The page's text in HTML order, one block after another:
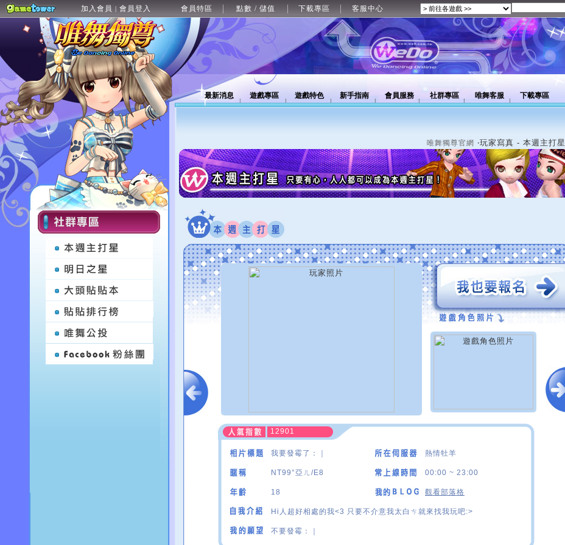
加入會員 | 會員登入 會員特區 點數 / 儲值 下載專區 客服中心
最新消息 遊戲專區 遊戲特色 新手指南 會員服務 社群專區 唯舞客服 下載專區
唯舞獨尊官網 ‧玩家寫真 - 本週主打星
12901
我要發霉了：｜ 熱情牡羊
NT99°亞ㄦ/E8 00:00 ~ 23:00
18 觀看部落格
Hi人超好相處的我<3 只要不介意我太白ㄘ就來找我玩吧:>
不要發霉：｜